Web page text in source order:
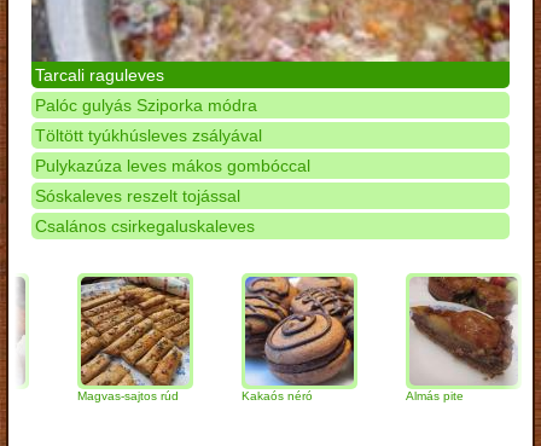
Tarcali raguleves
Palóc gulyás Sziporka módra
Töltött tyúkhúsleves zsályával
Pulykazúza leves mákos gombóccal
Sóskaleves reszelt tojással
Csalános csirkegaluskaleves
Magvas-sajtos rúd Kakaós néró Almás pite